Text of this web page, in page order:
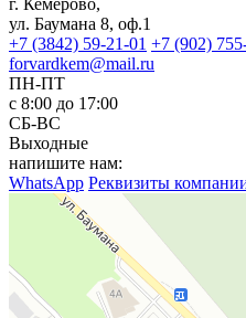
г. Кемерово,
ул. Баумана 8, оф.1
+7 (3842) 59-21-01 +7 (902)
forvardkem@mail.ru
ПН-ПТ
с 8:00 до 17:00
СБ-ВС
Выходные
напишите нам:
WhatsApp Реквизиты